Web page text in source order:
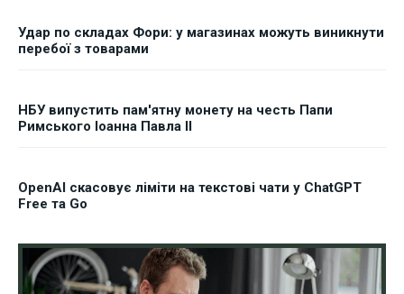
Удар по складах Фори: у магазинах можуть виникнути
перебої з товарами
НБУ випустить пам'ятну монету на честь Папи
Римського Іоанна Павла II
OpenAI скасовує ліміти на текстові чати у ChatGPT
Free та Go